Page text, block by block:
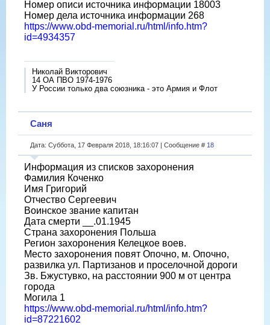
Номер описи источника информации 18003
Номер дела источника информации 268
https://www.obd-memorial.ru/html/info.htm?
id=4934357
Николай Викторович
14 ОА ПВО 1974-1976
У России только два союзника - это Армия и Флот
Саня
Дата: Суббота, 17 Февраля 2018, 18:16:07 | Сообщение # 18
Информация из списков захоронения
Фамилия Коченко
Имя Григорий
Отчество Сергеевич
Воинское звание капитан
Дата смерти __.01.1945
Страна захоронения Польша
Регион захоронения Келецкое воев.
Место захоронения повят Опочно, м. Опочно,
развилка ул. Партизанов и проселочной дороги
Зв. Бжустувко, на расстоянии 900 м от центра
города
Могила 1
https://www.obd-memorial.ru/html/info.htm?
id=87221602